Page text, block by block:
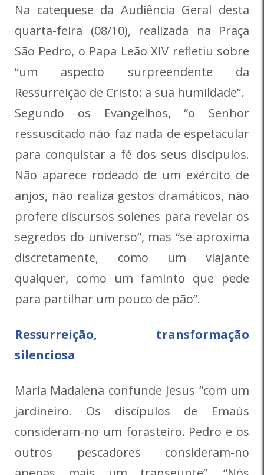
Na catequese da Audiência Geral desta
quarta-feira (08/10), realizada na Praça
São Pedro, o Papa Leão XIV refletiu sobre
“um aspecto surpreendente da
Ressurreição de Cristo: a sua humildade”.
Segundo os Evangelhos, “o Senhor
ressuscitado não faz nada de espetacular
para conquistar a fé dos seus discípulos.
Não aparece rodeado de um exército de
anjos, não realiza gestos dramáticos, não
profere discursos solenes para revelar os
segredos do universo”, mas “se aproxima
discretamente, como um viajante
qualquer, como um faminto que pede
para partilhar um pouco de pão”.
Ressurreição, transformação
silenciosa
Maria Madalena confunde Jesus “com um
jardineiro. Os discípulos de Emaús
consideram-no um forasteiro. Pedro e os
outros pescadores consideram-no